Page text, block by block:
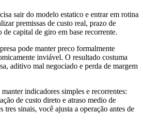
sair do modelo estatico e entrar em rotina
premissas de custo real, prazo de
de capital de giro em base recorrente.
pode manter preco formalmente
inviável. O resultado costuma
aditivo mal negociado e perda de margem
indicadores simples e recorrentes:
de custo direto e atraso medio de
tres sinais, você ajusta a operação antes de